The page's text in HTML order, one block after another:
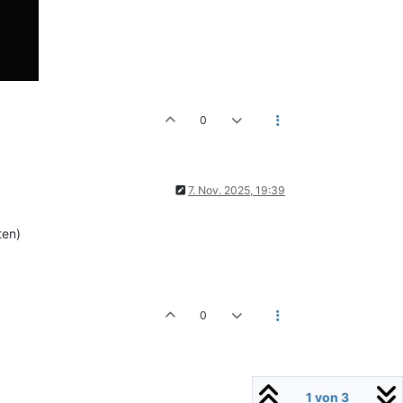
0
7. Nov. 2025, 19:39
0
1 von 3